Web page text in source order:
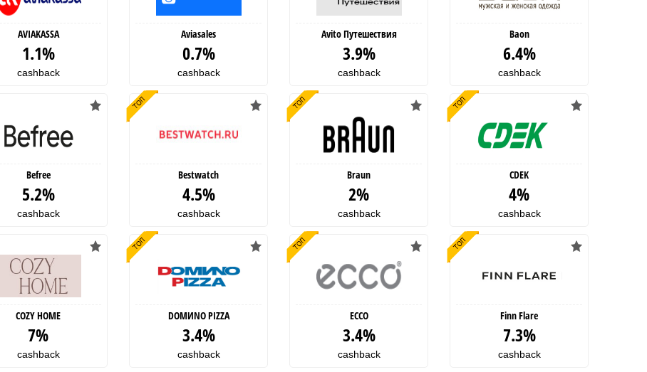
AVIAKASSA
1.1%
cashback
Aviasales
0.7%
cashback
Avito Путешествия
3.9%
cashback
Baon
6.4%
cashback
Befree
5.2%
cashback
Bestwatch
4.5%
cashback
Braun
2%
cashback
CDEK
4%
cashback
COZY HOME
7%
cashback
DOMИNO PIZZA
3.4%
cashback
ECCO
3.4%
cashback
Finn Flare
7.3%
cashback